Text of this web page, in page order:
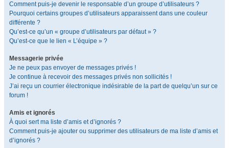
Comment puis-je devenir le responsable d’un groupe d’utilisateurs ?
Pourquoi certains groupes d’utilisateurs apparaissent dans une couleur
différente ?
Qu’est-ce qu’un « groupe d’utilisateurs par défaut » ?
Qu’est-ce que le lien « L’équipe » ?
Messagerie privée
Je ne peux pas envoyer de messages privés !
Je continue à recevoir des messages privés non sollicités !
J’ai reçu un courrier électronique indésirable de la part de quelqu’un sur ce
forum !
Amis et ignorés
À quoi sert ma liste d’amis et d’ignorés ?
Comment puis-je ajouter ou supprimer des utilisateurs de ma liste d’amis et
d’ignorés ?